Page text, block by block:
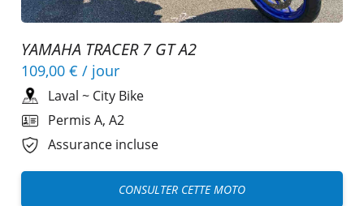
YAMAHA TRACER 7 GT A2
109,00 € / jour
Laval ~ City Bike
Permis A, A2
Assurance incluse
CONSULTER CETTE MOTO